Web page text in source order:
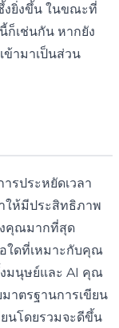
งยิ่งขึ้น ในขณะที่
ก็เช่นกัน หากยัง
ข้ามาเป็นส่วน
รประหยัดเวลา
ให้มีประสิทธิภาพ
งคุณมากที่สุด
ใดที่เหมาะกับคุณ
มนุษย์และ AI คุณ
าตรฐานการเขียน
นโดยรวมจะดีขึ้น